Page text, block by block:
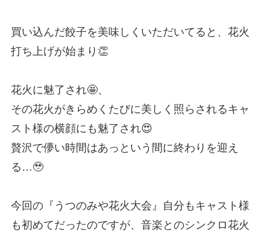
買い込んだ餃子を美味しくいただいてると、花火
打ち上げが始まり👏
花火に魅了され🤩、
その花火がきらめくたびに美しく照らされるキャ
スト様の横顔にも魅了され😍
贅沢で儚い時間はあっという間に終わりを迎え
る…🥹
今回の『うつのみや花火大会』自分もキャスト様
も初めてだったのですが、音楽とのシンクロ花火